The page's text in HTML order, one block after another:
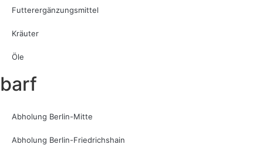
Futterergänzungsmittel
Kräuter
Öle
barf
Abholung Berlin-Mitte
Abholung Berlin-Friedrichshain